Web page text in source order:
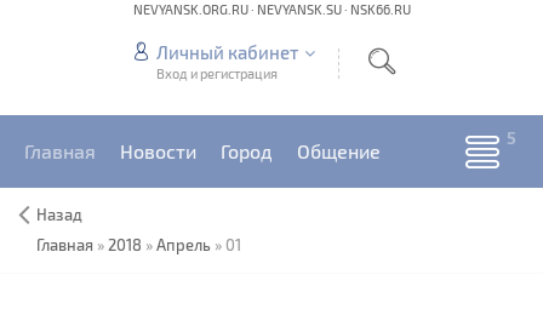
NEVYANSK.ORG.RU · NEVYANSK.SU · NSK66.RU
Личный кабинет
Вход и регистрация
Главная Новости Город Общение
Назад
Главная » 2018 »Апрель » 01